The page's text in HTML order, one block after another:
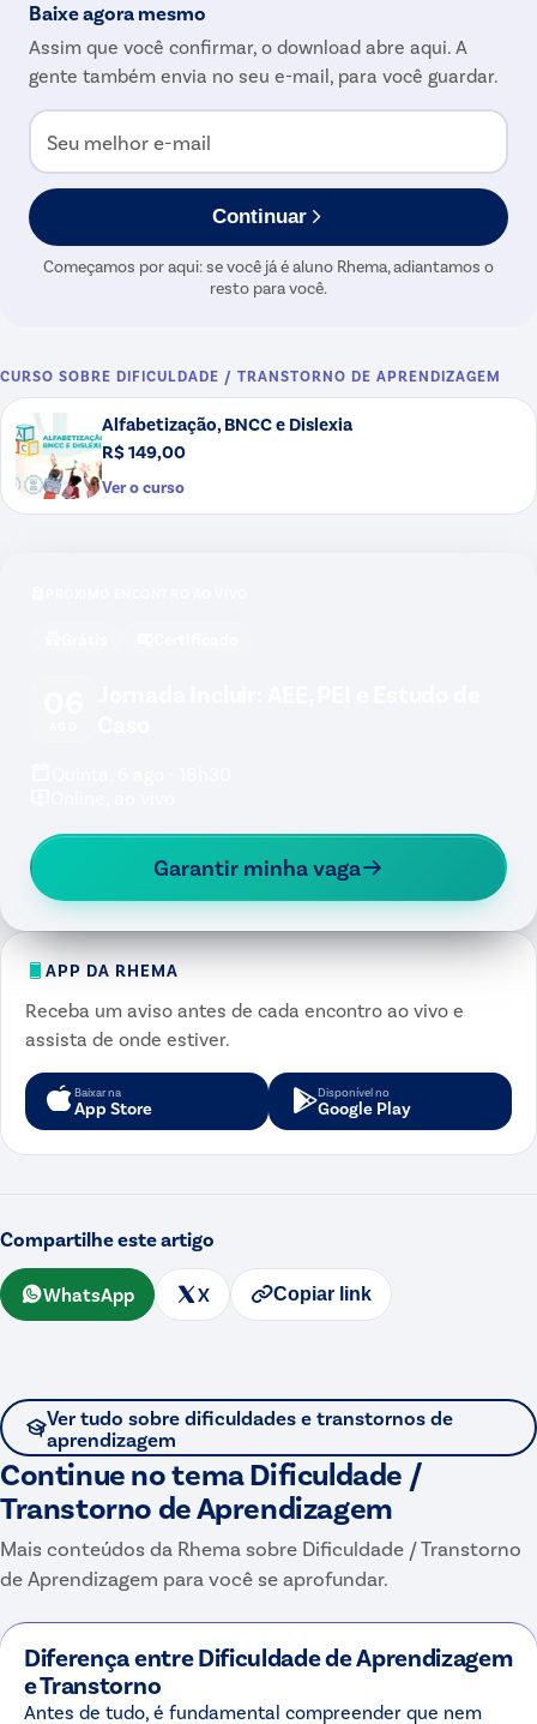
Baixe agora mesmo
Assim que você confirmar, o download abre aqui. A
gente também envia no seu e-mail, para você guardar.
Seu melhor e-mail
Continuar
Começamos por aqui: se você já é aluno Rhema, adiantamos o
resto para você.
CURSO SOBRE DIFICULDADE / TRANSTORNO DE APRENDIZAGEM
Alfabetização, BNCC e Dislexia
R$ 149,00
Ver o curso
Garantir minha vaga
APP DA RHEMA
Receba um aviso antes de cada encontro ao vivo e
assista de onde estiver.
Baixar na
App Store
Disponível no
Google Play
Compartilhe este artigo
WhatsApp X Copiar link
Ver tudo sobre dificuldades e transtornos de
aprendizagem
Continue no temaDificuldade /
Transtorno de Aprendizagem
Mais conteúdos da Rhema sobre Dificuldade / Transtorno
de Aprendizagem para você se aprofundar.
Diferença entre Dificuldade de Aprendizagem
e Transtorno
Antes de tudo, é fundamental compreender que nem